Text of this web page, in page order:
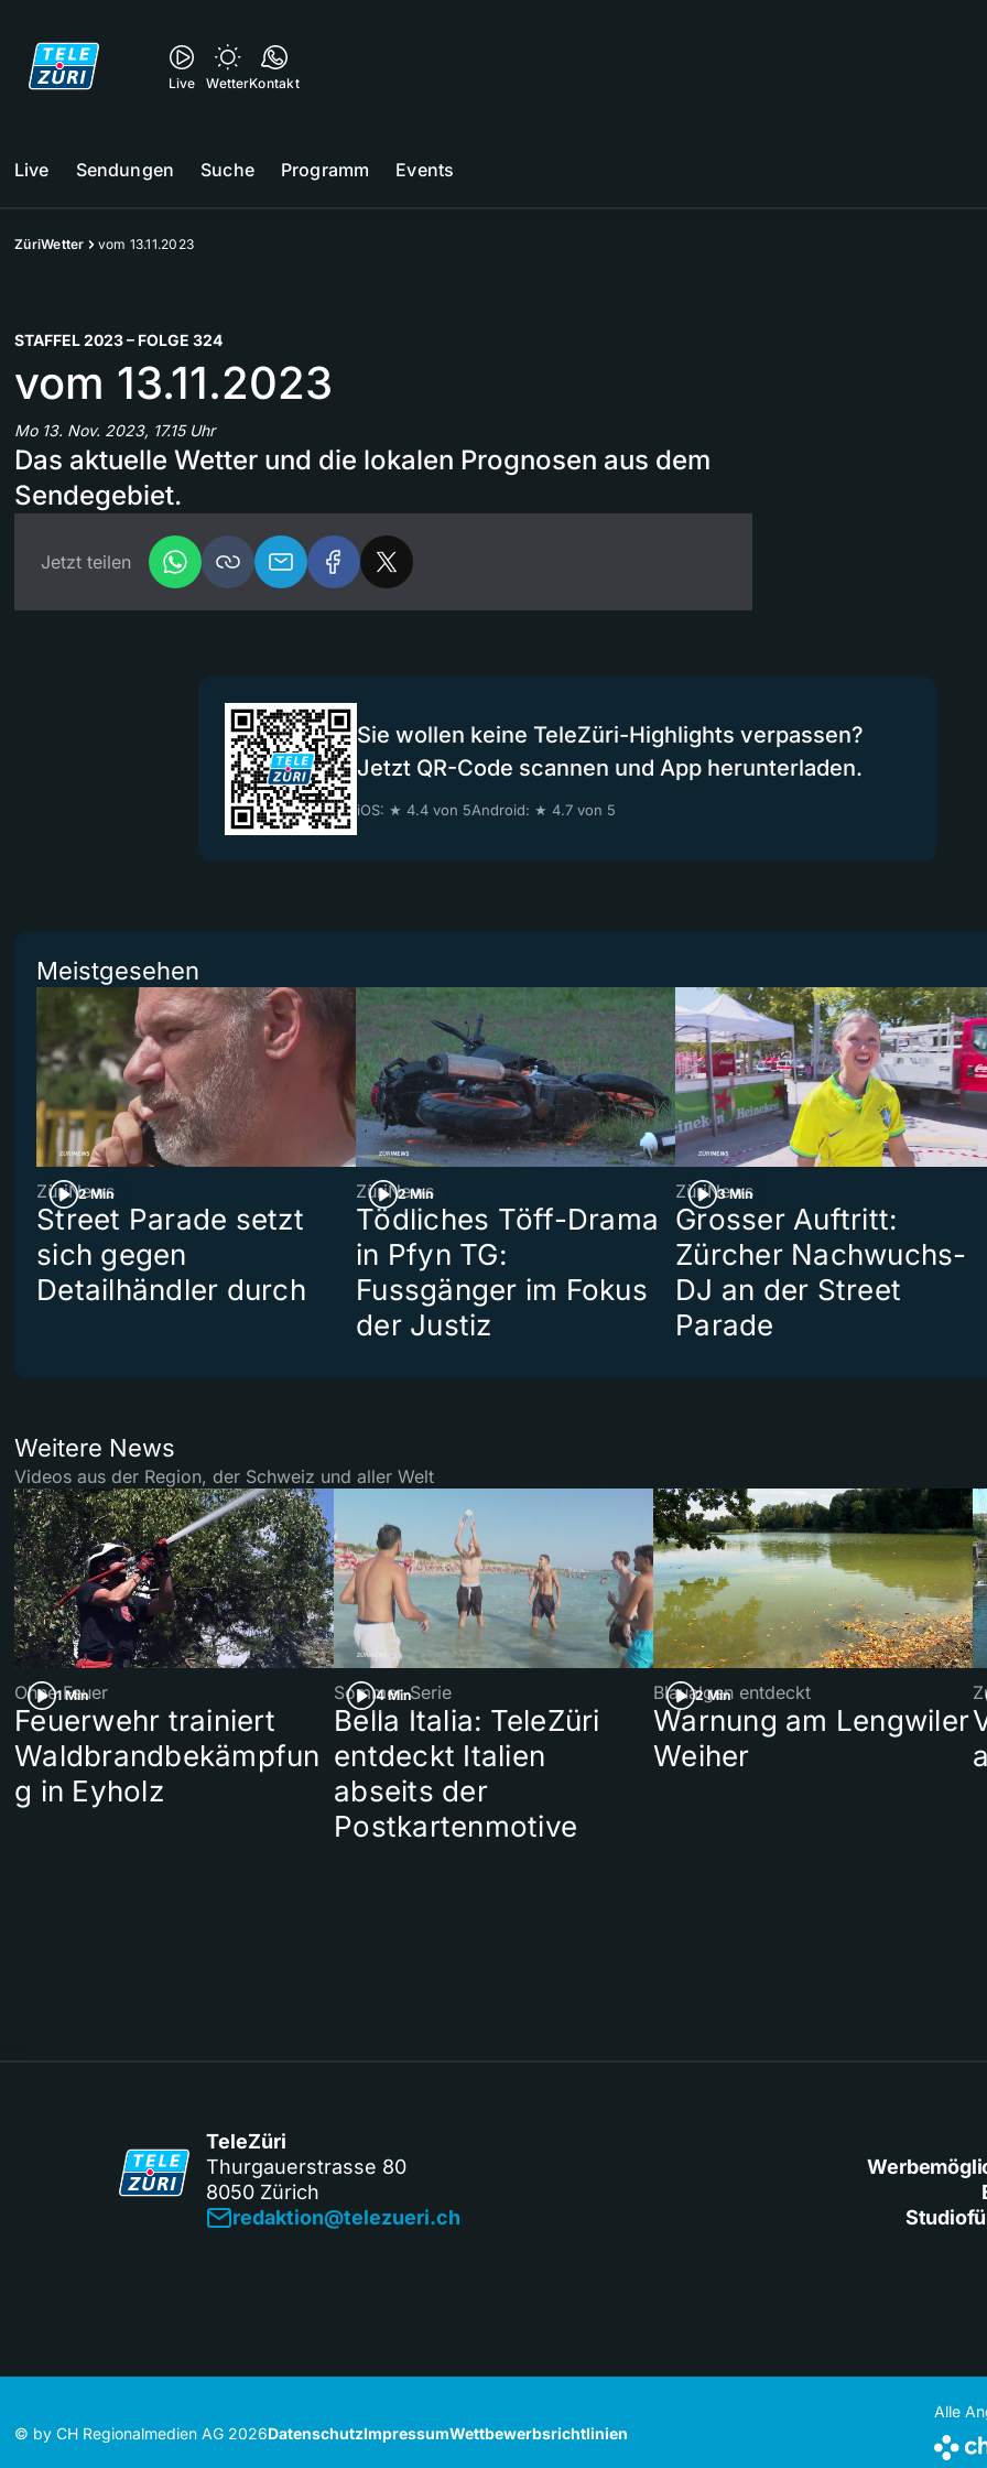
Live WetterKontakt
Live Sendungen Suche Programm Events
ZüriWetter vom 13.11.2023
STAFFEL 2023 – FOLGE 324
vom 13.11.2023
Mo 13. Nov. 2023, 17.15 Uhr
Das aktuelle Wetter und die lokalen Prognosen aus dem
Sendegebiet.
Jetzt teilen
Sie wollen keine TeleZüri-Highlights verpassen?
Jetzt QR-Code scannen und App herunterladen.
iOS: ★ 4.4 von 5Android: ★ 4.7 von 5
Meistgesehen
2 Min
ZüriNews
Street Parade setzt
sich gegen
Detailhändler durch
2 Min
ZüriNews
Tödliches Töff-Drama
in Pfyn TG:
Fussgänger im Fokus
der Justiz
3 Min
ZüriNews
Grosser Auftritt:
Zürcher Nachwuchs-
DJ an der Street
Parade
Weitere News
Videos aus der Region, der Schweiz und aller Welt
1 Min
Ohne Feuer
Feuerwehr trainiert
Waldbrandbekämpfun
g in Eyholz
4 Min
Sommer-Serie
Bella Italia: TeleZüri
entdeckt Italien
abseits der
Postkartenmotive
2 Min
Blaualgen entdeckt
Warnung am Lengwiler
Weiher
TeleZüri
Thurgauerstrasse 80
8050 Zürich
redaktion@telezueri.ch
© by CH Regionalmedien AG 2026DatenschutzImpressumWettbewerbsrichtlinien
Alle